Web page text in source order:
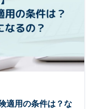
適用の条件は？な